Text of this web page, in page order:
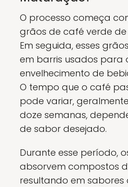
O processo começa
grãos de café verde
Em seguida, esses
em barris usados para
envelhecimento de
O tempo que o café
pode variar,
doze semanas,
de sabor desejado.
Durante esse período,
absorvem compostos
resultando em